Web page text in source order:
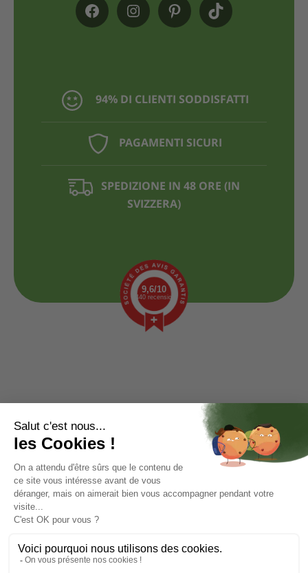
94% DI CLIENTI SODDISFATTI
PAGAMENTI SICURI
SPEDIZIONE IN 48 ORE (IN
SVIZZERA)
9,6/10
1440 recensioni